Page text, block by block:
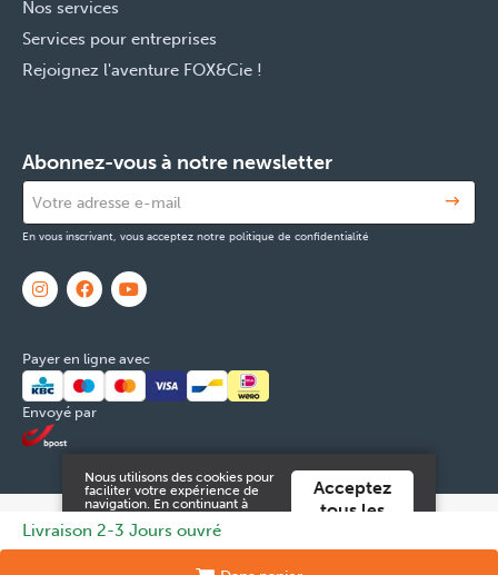
Livraison 2-3 Jours ouvré
Nos services
Services pour entreprises
Rejoignez l'aventure FOX&Cie !
Abonnez-vous à notre newsletter
En vous inscrivant, vous acceptez notre politique de confidentialité
Payer en ligne avec
Envoyé par
© 2026 FOX & Cie Numéro d'entreprise: 0551.965.335
byTilroy.
Mentions légales & Contact
Cookies Données personnelles
Nous utilisons des cookies pour
faciliter votre expérience de
navigation. En continuant à
acceptez ces.
d'informations dans notre
Acceptez
tous les